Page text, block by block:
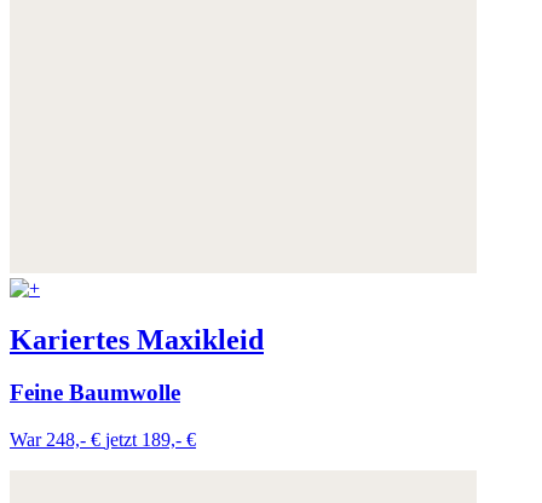
Kariertes Maxikleid
Feine Baumwolle
War 248,- € jetzt 189,- €